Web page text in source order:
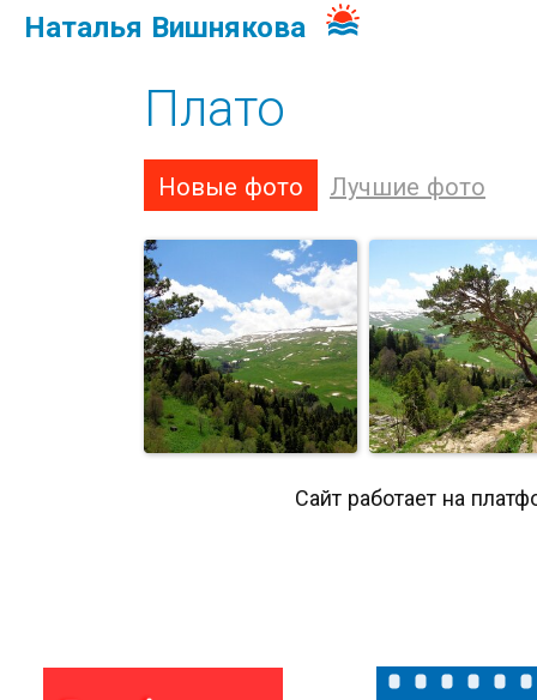
Наталья Вишнякова
Плато
Новые фото Лучшие фото
Сайт работает на